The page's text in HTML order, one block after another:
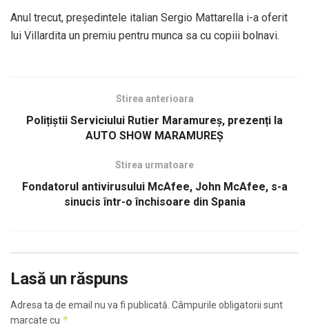
Anul trecut, preşedintele italian Sergio Mattarella i-a oferit
lui Villardita un premiu pentru munca sa cu copiii bolnavi.
Stirea anterioara
Polițiștii Serviciului Rutier Maramureș, prezenți la
AUTO SHOW MARAMUREȘ
Stirea urmatoare
Fondatorul antivirusului McAfee, John McAfee, s-a
sinucis într-o închisoare din Spania
Lasă un răspuns
Adresa ta de email nu va fi publicată. Câmpurile obligatorii sunt
marcate cu *